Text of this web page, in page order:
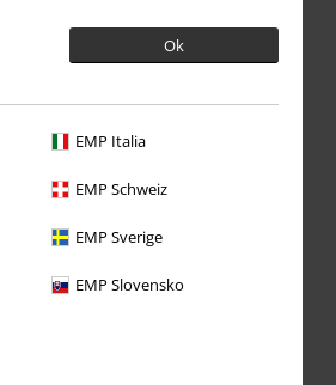
Ok
EMP Italia
EMP Schweiz
EMP Sverige
EMP Slovensko